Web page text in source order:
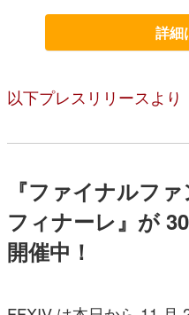
詳細
以下プレスリリースより
『ファイナルフ
フィナーレ』が
開催中！